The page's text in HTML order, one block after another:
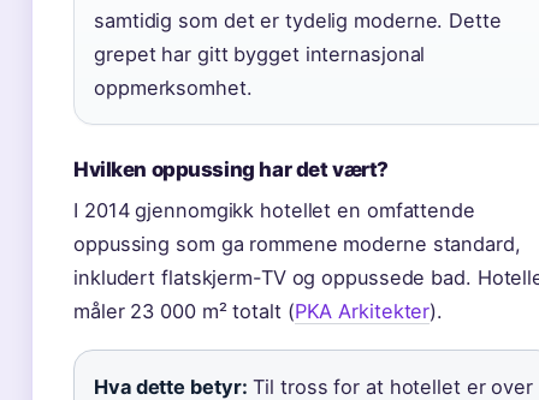
samtidig som det er tydelig moderne. Dette
grepet har gitt bygget internasjonal
oppmerksomhet.
Hvilken oppussing har det vært?
I 2014 gjennomgikk hotellet en omfattende
oppussing som ga rommene moderne standard,
inkludert flatskjerm-TV og oppussede bad.
måler 23 000 m² totalt (PKA Arkitekter).
Hva dette betyr: Til tross for at hotellet er over